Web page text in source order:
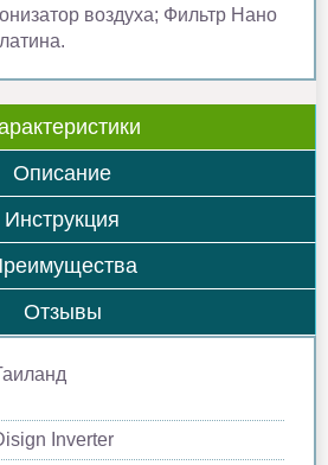
воздуха; Фильтр Нано
Описание
Инструкция
Отзывы
Inverter